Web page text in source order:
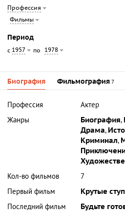
Профессия
Фильмы
Период
с 1957 по 1978
Биография Фильмография 7
Профессия
Актер
Жанры
Биография,
Драма,
Криминал,
Кол-во фильмов
7
Первый фильм
Крутые
Последний фильм
Будьте